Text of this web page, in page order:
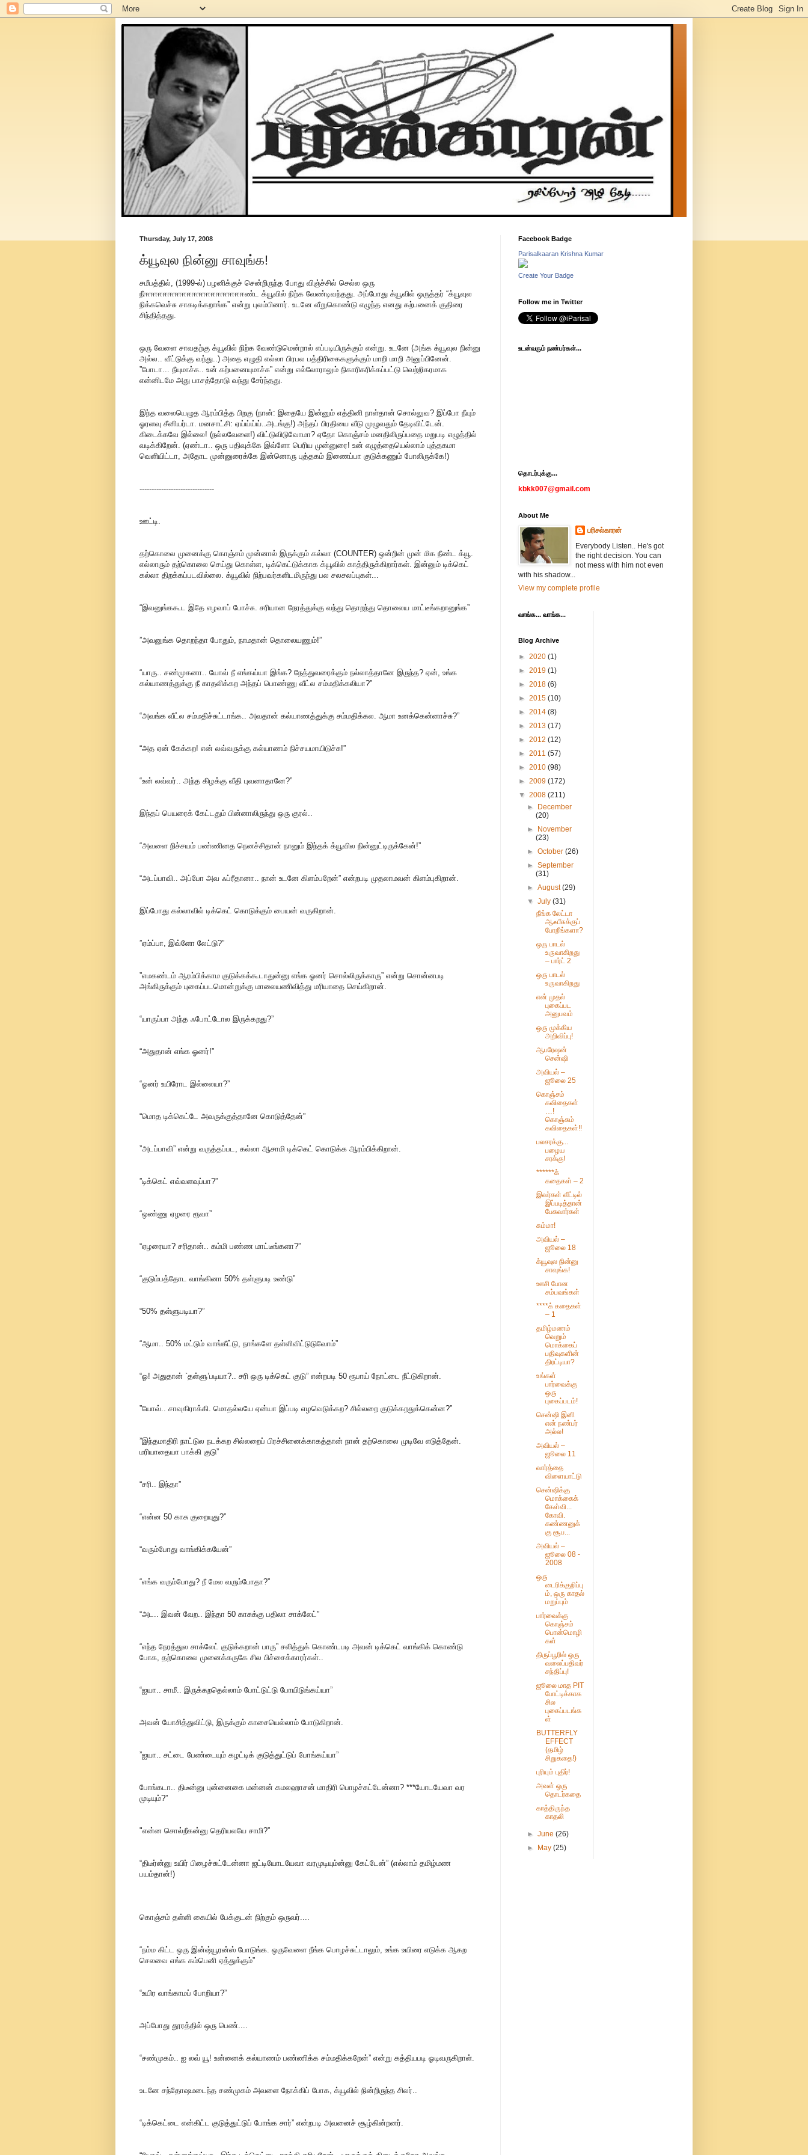
Thursday, July 17, 2008
க்யூவுல நின்னு சாவுங்க!
சமீபத்தில், (1999-ல்) பழனிக்குச் சென்றிருந்த போது விஞ்ச்சில் செல்ல ஒரு
நீஈஈஈஈஈஈஈஈஈஈஈஈஈஈஈஈஈஈஈஈஈண்ட க்யூவில் நிற்க வேண்டிவந்தது. அப்போது க்யூவில் ஒருத்தர் “க்யூவுல
நிக்கவெச்சு சாகடிக்கறாங்க” என்று புலம்பினார். உடனே வீறுகொண்டு எழுந்த எனது கற்பனைக் குதிரை
சிந்தித்தது.
ஒரு வேளை சாவதற்கு க்யூவில் நிற்க வேண்டுமென்றால் எப்படியிருக்கும் என்று. உடனே (அங்க க்யூவுல நின்னு
அல்ல.. வீட்டுக்கு வந்து..) அதை எழுதி எல்லா பிரபல பத்திரிகைகளுக்கும் மாறி மாறி அனுப்பினேன்.
”போடா... நீயுமாச்சு.. உன் கற்பனையுமாச்சு” என்று எல்லோராலும் நிகாரிகரிக்கப்பட்டு வெற்றிகரமாக
என்னிடமே அது பாசத்தோடு வந்து சேர்ந்தது.
இந்த வலையெழுத ஆரம்பித்த பிறகு (நான்: இதையே இன்னும் எத்தினி நாள்தான் சொல்லுவ? இப்போ நீயும்
ஓரளவு சீனியர்டா. மனசாட்சி: ஏய்ய்ய்ய்..அடங்கு!) அந்தப் பிரதியை வீடு முழுவதும் தேடிவிட்டேன்.
கிடைக்கவே இல்லை! (நல்லவேளை!) விட்டுவிடுவோமா? ஏதோ கொஞ்சம் மனதிலிருப்பதை மறுபடி எழுத்தில்
வடிக்கிறேன். (ஏண்டா.. ஒரு பதிவுக்கே இவ்ளோ பெரிய முன்னுரை! உன் எழுத்தையெல்லாம் புத்தகமா
வெளியிட்டா, அதோட முன்னுரைக்கே இன்னொரு புத்தகம் இணைப்பா குடுக்கணும் போலிருக்கே!)
-------------------------------
ஊட்டி.
தற்கொலை முனைக்கு கொஞ்சம் முன்னால் இருக்கும் கல்லா (COUNTER) ஒன்றின் முன் மிக நீண்ட க்யூ.
எல்லாரும் தற்கொலை செய்து கொள்ள, டிக்கெட்டுக்காக க்யூவில் காத்திருக்கிறார்கள். இன்னும் டிக்கெட்
கல்லா திறக்கப்படவில்லை. க்யூவில் நிற்பவர்களிடமிருந்து பல சலசலப்புகள்...
“இவனுங்ககூட இதே எழவாப் போச்சு. சரியான நேரத்துக்கு வந்து தொறந்து தொலைய மாட்டீங்கறானுங்க”
”அவனுங்க தொறந்தா போதும், நாமதான் தொலையணும்!”
“யாரு.. சண்முகனா.. யோவ் நீ எங்கய்யா இங்க? நேத்துவரைக்கும் நல்லாத்தானே இருந்த? ஏன், உங்க
கல்யாணத்துக்கு நீ காதலிக்கற அந்தப் பொண்ணு வீட்ல சம்மதிக்கலியா?”
“அவங்க வீட்ல சம்மதிச்சுட்டாங்க.. அவதான் கல்யாணத்துக்கு சம்மதிக்கல. ஆமா உனக்கென்னாச்சு?”
“அத ஏன் கேக்கற! என் லவ்வருக்கு கல்யாணம் நிச்சயமாயிடுச்சு!”
“உன் லவ்வர்.. அந்த கிழக்கு வீதி புவனாதானே?”
இந்தப் பெயரைக் கேட்டதும் பின்னாலிருந்து ஒரு குரல்..
“அவளை நிச்சயம் பண்ணினத நெனச்சிதான் நானும் இந்தக் க்யூவில நின்னுட்டிருக்கேன்!”
“அடப்பாவி.. அப்போ அவ ஃப்ரீதானா.. நான் உடனே கிளம்பறேன்” என்றபடி முதலாமவன் கிளம்புகிறான்.
இப்போது கல்லாவில் டிக்கெட் கொடுக்கும் பையன் வருகிறான்.
”ஏம்ப்பா, இவ்ளோ லேட்டு?”
”எமகண்டம் ஆரம்பிக்காம குடுக்கக்கூடாதுன்னு எங்க ஓனர் சொல்லிருக்காரு” என்று சொன்னபடி
அங்கிருக்கும் புகைப்படமொன்றுக்கு மாலையணிவித்து மரியாதை செய்கிறான்.
“யாருப்பா அந்த ஃபோட்டோல இருக்கறது?”
“அதுதான் எங்க ஓனர்!”
“ஓனர் உயிரோட இல்லையா?”
“மொத டிக்கெட்டே அவருக்குத்தானே கொடுத்தேன்”
”அடப்பாவி” என்று வருத்தப்பட, கல்லா ஆசாமி டிக்கெட் கொடுக்க ஆரம்பிக்கிறான்.
”டிக்கெட் எவ்வளவுப்பா?”
“ஒண்ணு ஏழரை ரூவா”
“ஏழரையா? சரிதான்.. கம்மி பண்ண மாட்டீங்களா?”
“குடும்பத்தோட வாங்கினா 50% தள்ளுபடி உண்டு”
“50% தள்ளுபடியா?”
“ஆமா.. 50% மட்டும் வாங்கீட்டு, நாங்களே தள்ளிவிட்டுடுவோம்”
“ஓ! அதுதான் `தள்ளு’படியா?.. சரி ஒரு டிக்கெட் குடு” என்றபடி 50 ரூபாய் நோட்டை நீட்டுகிறான்.
”யோவ்.. சாவுகிராக்கி. மொதல்லயே ஏன்யா இப்படி எழவெடுக்கற? சில்லறை குடுக்கறதுக்கென்ன?”
”இந்தமாதிரி நாட்டுல நடக்கற சில்லறைப் பிரச்சினைக்காகத்தான் நான் தற்கொலை முடிவே எடுத்தேன்.
மரியாதையா பாக்கி குடு”
“சரி.. இந்தா”
“என்ன 50 காசு குறையுது?”
“வரும்போது வாங்கிக்கயேன்”
“எங்க வரும்போது? நீ மேல வரும்போதா?”
“அட.. இவன் வேற.. இந்தா 50 காசுக்கு பதிலா சாக்லேட்”
“எந்த நேரத்துல சாக்லேட் குடுக்கறான் பாரு” சலித்துக் கொண்டபடி அவன் டிக்கெட் வாங்கிக் கொண்டு
போக, தற்கொலை முனைக்கருகே சில பிச்சைக்காரர்கள்..
“ஐயா.. சாமீ.. இருக்கறதெல்லாம் போட்டுட்டு போயிடுங்கய்யா”
அவன் யோசித்துவிட்டு, இருக்கும் காசையெல்லாம் போடுகிறான்.
”ஐயா.. சட்டை பேண்டையும் கழட்டிக் குடுத்துட்டுப் போங்கய்யா”
போங்கடா.. திடீன்னு புன்னைகை மன்னன் கமலஹாசன் மாதிரி பொழச்சுட்டேன்னா? ***யோடயேவா வர
முடியும்?”
"என்ன சொல்றீகன்னு தெரியலயே சாமி?”
“திடீர்ன்னு உயிர் பிழைச்சுட்டேன்னா ஜட்டியோடயேவா வரமுடியும்ன்னு கேட்டேன்” (எல்லாம் தமிழ்மண
பயம்தான்!)
கொஞ்சம் தள்ளி கையில் பேக்குடன் நிற்கும் ஒருவர்....
“நம்ம கிட்ட ஒரு இன்ஷ்யூரன்ஸ் போடுங்க. ஒருவேளை நீங்க பொழச்சுட்டாலும், உங்க உயிரை எடுக்க ஆகற
செலவை எங்க கம்பெனி ஏத்துக்கும்”
“உயிர வாங்காமப் போறியா?”
அப்போது தூரத்தில் ஒரு பெண்....
“சண்முகம்.. ஐ லவ் யூ! உன்னைக் கல்யாணம் பண்ணிக்க சம்மதிக்கறேன்” என்று கத்தியபடி ஓடிவருகிறாள்.
உடனே சந்தோஷமடைந்த சண்முகம் அவளை நோக்கிப் போக, க்யூவில் நின்றிருந்த சிலர்..
“டிக்கெட்டை என்கிட்ட குடுத்துட்டுப் போங்க சார்” என்றபடி அவனைச் சூழ்கின்றனர்.
Facebook Badge
Parisalkaaran Krishna Kumar
Create Your Badge
Follow me in Twitter
உடன்வரும் நண்பர்கள்...
தொடர்புக்கு...
kbkk007@gmail.com
About Me
பரிசல்காரன்
Everybody Listen.. He's got
the right decision. You can
not mess with him not even
with his shadow...
View my complete profile
வாங்க... வாங்க...
Blog Archive
► 2020 (1)
► 2019 (1)
► 2018 (6)
► 2015 (10)
► 2014 (8)
► 2013 (17)
► 2012 (12)
► 2011 (57)
► 2010 (98)
► 2009 (172)
▼ 2008 (211)
►
December
(20)
►
November
(23)
►October(26)
►September
(31)
►August(29)
▼July(31)
நீங்க லேட்டா
ஆஃபீசுக்குப்
போறீங்களா?
ஒரு பாடல்
உருவாகிறது
– பார்ட் 2
ஒரு பாடல்
உருவாகிறது
என் முதல்
புகைப்பட
அனுபவம்
ஒரு முக்கிய
அறிவிப்பு!
ஆபரேஷன்
சென்ஷி
அவியல் –
ஜூலை 25
கொஞ்சம்
கவிதைகள்
…!
கொஞ்சும்
கவிதைகள்!!
பலசரக்கு...
பழைய
சரக்கு!
******க்
கதைகள் – 2
இவர்கள் வீட்டில்
இப்படித்தான்
பேசுவார்கள்
சும்மா!
அவியல் –
ஜூலை 18
க்யூவுல நின்னு
சாவுங்க!
ஊசி போன
சம்பவங்கள்
****க் கதைகள்
– 1
தமிழ்மணம்
வெறும்
மொக்கைப்
பதிவுகளின்
திரட்டியா?
உங்கள்
பார்வைக்கு
ஒரு
புகைப்படம்!
சென்ஷி இனி
என் நண்பர்
அல்ல!
அவியல் –
ஜூலை 11
வார்த்தை
விளையாட்டு
சென்ஷிக்கு
மொக்கைக்
கேள்வி...
கோவி.
கண்ணனுக்
கு சூப...
அவியல் –
ஜூலை 08 -
2008
ஒரு
டைரிக்குறிப்பு
ம், ஒரு காதல்
மறுப்பும்
பார்வைக்கு
கொஞ்சம்
பொன்மொழி
கள்
திருப்பூரில் ஒரு
வலைப்பதிவர்
சந்திப்பு!
ஜூலை மாத PIT
போட்டிக்காக
சில
புகைப்படங்க
ள்
BUTTERFLY
EFFECT
(தமிழ்
சிறுகதை!)
புரியும் புதிர்!
அவள் ஒரு
தொடர்கதை
காத்திருந்த
காதலி
►June(26)
►
May(25)